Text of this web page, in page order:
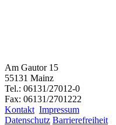
Am Gautor 15
55131 Mainz
Tel.: 06131/27012-0
Fax: 06131/2701222
Kontakt Impressum
Datenschutz Barrierefreiheit